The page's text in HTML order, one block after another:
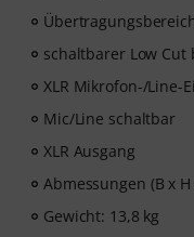
schaltbarer Low Cut
XLR Mikrofon-/Line-
Mic/Line schaltbar
XLR Ausgang
Abmessungen (B x
Gewicht: 13,8 kg